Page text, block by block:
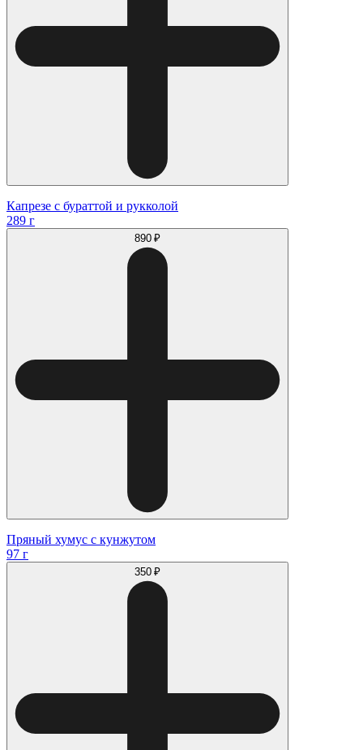
Капрезе с бураттой и рукколой
289 г
890 ₽
Пряный хумус с кунжутом
97 г
350 ₽